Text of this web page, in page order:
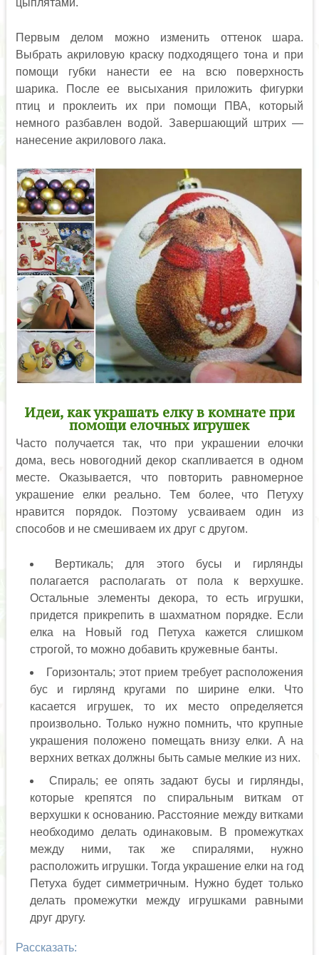
цыплятами.
Первым делом можно изменить оттенок шара.
Выбрать акриловую краску подходящего тона и при
помощи губки нанести ее на всю поверхность
шарика. После ее высыхания приложить фигурки
птиц и проклеить их при помощи ПВА, который
немного разбавлен водой. Завершающий штрих —
нанесение акрилового лака.
Идеи, как украшать елку в комнате при
помощи елочных игрушек
Часто получается так, что при украшении елочки
дома, весь новогодний декор скапливается в одном
месте. Оказывается, что повторить равномерное
украшение елки реально. Тем более, что Петуху
нравится порядок. Поэтому усваиваем один из
способов и не смешиваем их друг с другом.
Вертикаль; для этого бусы и гирлянды
полагается располагать от пола к верхушке.
Остальные элементы декора, то есть игрушки,
придется прикрепить в шахматном порядке. Если
елка на Новый год Петуха кажется слишком
строгой, то можно добавить кружевные банты.
Горизонталь; этот прием требует расположения
бус и гирлянд кругами по ширине елки. Что
касается игрушек, то их место определяется
произвольно. Только нужно помнить, что крупные
украшения положено помещать внизу елки. А на
верхних ветках должны быть самые мелкие из них.
Спираль; ее опять задают бусы и гирлянды,
которые крепятся по спиральным виткам от
верхушки к основанию. Расстояние между витками
необходимо делать одинаковым. В промежутках
между ними, так же спиралями, нужно
расположить игрушки. Тогда украшение елки на год
Петуха будет симметричным. Нужно будет только
делать промежутки между игрушками равными
друг другу.
Рассказать: